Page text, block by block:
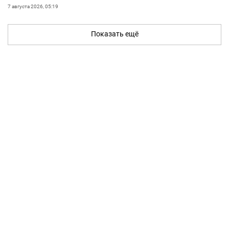
7 августа 2026, 05:19
Показать ещё